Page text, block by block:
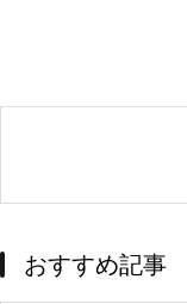
おすすめ記事